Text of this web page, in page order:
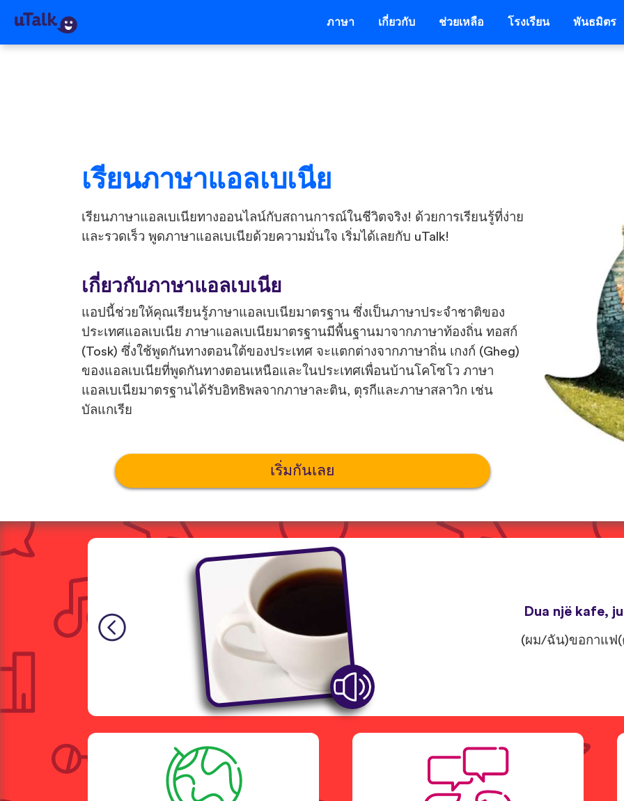
ภาษา เกี่ยวกับ ช่วยเหลือ โรงเรียน พันธมิตร
เรียนภาษาแอลเบเนีย
เรียนภาษาแอลเบเนียทางออนไลน์กับสถานการณ์ในชีวิตจริง! ด้วยการเรียนรู้ที่ง่าย
และรวดเร็ว พูดภาษาแอลเบเนียด้วยความมั่นใจ เริ่มได้เลยกับ uTalk!
เกี่ยวกับภาษาแอลเบเนีย
แอปนี้ช่วยให้คุณเรียนรู้ภาษาแอลเบเนียมาตรฐาน ซึ่งเป็นภาษาประจำชาติของ
ประเทศแอลเบเนีย ภาษาแอลเบเนียมาตรฐานมีพื้นฐานมาจากภาษาท้องถิ่น ทอสก์
(Tosk) ซึ่งใช้พูดกันทางตอนใต้ของประเทศ จะแตกต่างจากภาษาถิ่น เกงก์ (Gheg)
ของแอลเบเนียที่พูดกันทางตอนเหนือและในประเทศเพื่อนบ้านโคโซโว ภาษา
แอลเบเนียมาตรฐานได้รับอิทธิพลจากภาษาละติน, ตุรกีและภาษาสลาวิก เช่น
บัลแกเรีย
เริ่มกันเลย
Dua një kafe,
(ผม/ฉัน)ขอกาแฟ(